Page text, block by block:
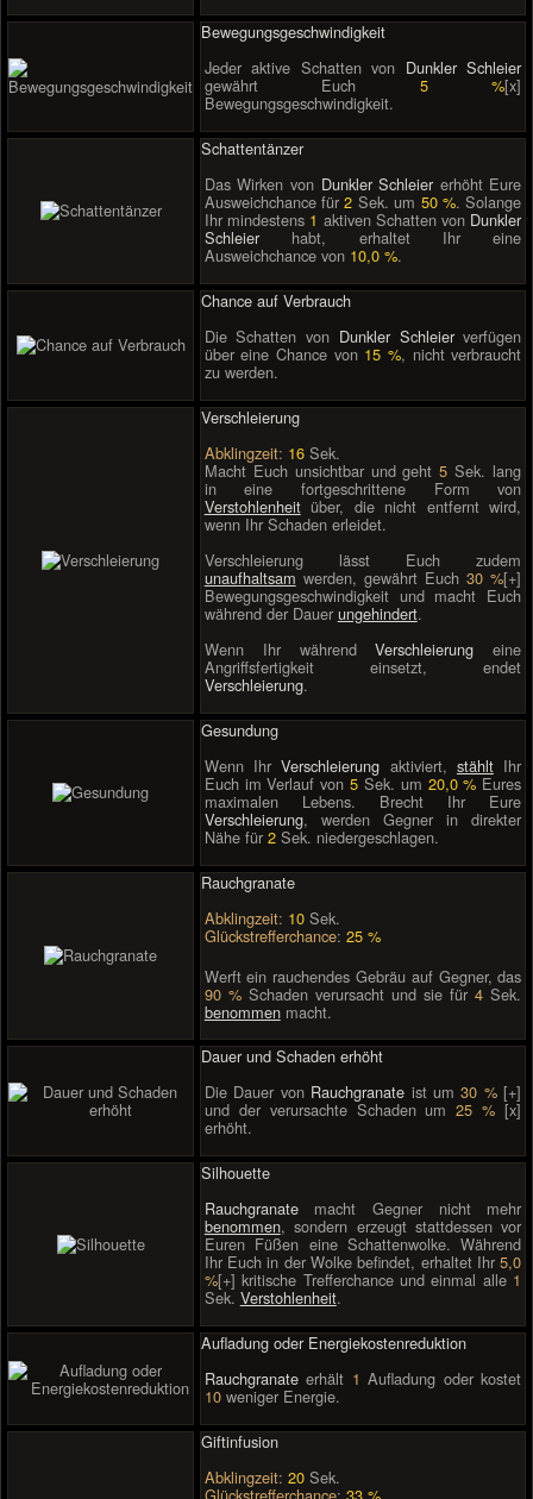
Bewegungsgeschwindigkeit
Jeder aktive Schatten von Dunkler Schleier
gewährt Euch 5 %[x]
Bewegungsgeschwindigkeit.
Schattentänzer
Das Wirken von Dunkler Schleier erhöht Eure
Ausweichchance für2 Sek. um 50 %. Solange
Ihr mindestens 1 aktiven Schatten von Dunkler
Schleierhabt, erhaltet Ihr eine
Ausweichchance von 10,0 %.
Chance auf Verbrauch
Die Schatten von Dunkler Schleierverfügen
über eine Chance von 15 %, nicht verbraucht
zu werden.
Verschleierung
Abklingzeit: 16Sek.
Macht Euch unsichtbar und geht5 Sek. lang
in eine fortgeschrittene Form von
Verstohlenheitüber, die nicht entfernt wird,
wenn Ihr Schaden erleidet.
Verschleierung lässt Euch zudem
unaufhaltsam werden, gewährt Euch30 %[+]
Bewegungsgeschwindigkeit und macht Euch
während der Dauer ungehindert.
Wenn Ihr währendVerschleierung eine
Angriffsfertigkeit einsetzt, endet
Verschleierung.
Gesundung
Wenn IhrVerschleierung aktiviert, stähltIhr
Euch im Verlauf von5 Sek. um 20,0 % Eures
maximalen Lebens. Brecht Ihr Eure
Verschleierung, werden Gegner in direkter
Nähe für 2Sek. niedergeschlagen.
Rauchgranate
Abklingzeit: 10Sek.
Glückstrefferchance: 25 %
Werft ein rauchendes Gebräu auf Gegner, das
90 %Schaden verursacht und sie für4 Sek.
benommenmacht.
Dauer und Schaden erhöht
Die Dauer von Rauchgranate ist um30 %[+]
und der verursachte Schaden um25 % [x]
erhöht.
Silhouette
Rauchgranatemacht Gegner nicht mehr
benommen, sondern erzeugt stattdessen vor
Euren Füßen eine Schattenwolke. Während
Ihr Euch in der Wolke befindet, erhaltet Ihr5,0
%[+] kritische Trefferchance und einmal alle 1
Sek. Verstohlenheit.
Aufladung oder Energiekostenreduktion
Rauchgranateerhält 1 Aufladung oder kostet
10weniger Energie.
Giftinfusion
Abklingzeit: 20Sek.